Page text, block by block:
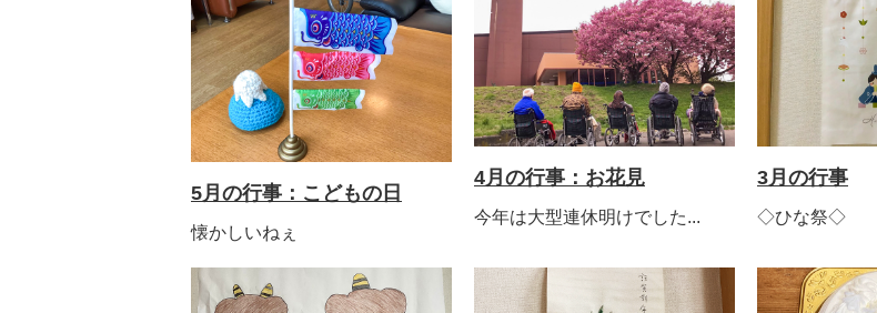
5月の行事：こどもの日
懐かしいねぇ
4月の行事：お花見
今年は大型連休明けでした...
3月の行事
◇ひな祭◇